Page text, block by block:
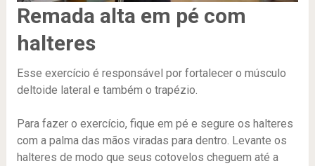
Remada alta em pé com
halteres
Esse exercício é responsável por fortalecer o músculo
deltoide lateral e também o trapézio.
Para fazer o exercício, fique em pé e segure os halteres
com a palma das mãos viradas para dentro. Levante os
halteres de modo que seus cotovelos cheguem até a